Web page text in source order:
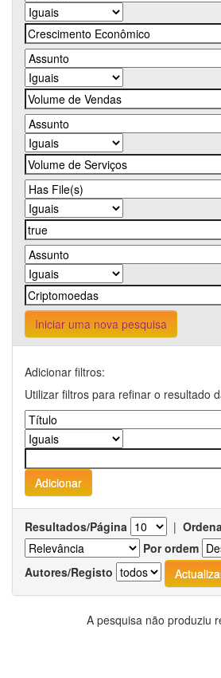
Iniciar uma nova pesquisa
Adicionar filtros:
Utilizar filtros para refinar o resultado
Resultados/Página |
Por ordem
Autores/Registo
A pesquisa não produziu